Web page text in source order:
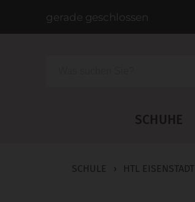
gerade geschlossen
SCHUHE
SCHULE › HTL EISENSTADT